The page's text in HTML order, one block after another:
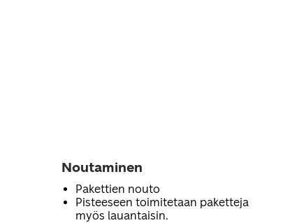
Noutaminen
Pakettien nouto
Pisteeseen toimitetaan paketteja
myös lauantaisin.